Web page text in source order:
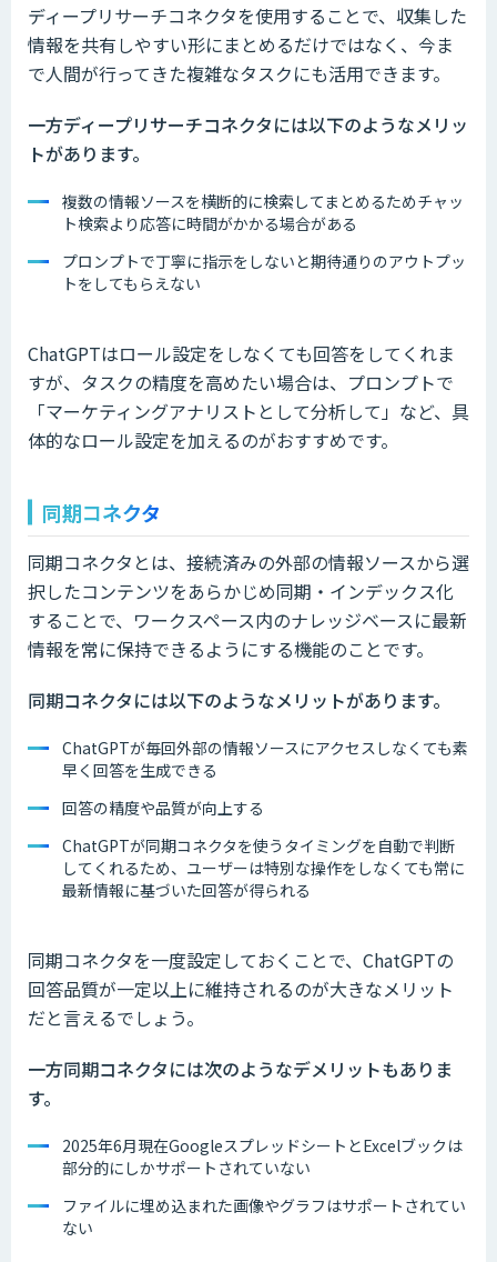
ディープリサーチコネクタを使用することで、収集した
情報を共有しやすい形にまとめるだけではなく、今ま
で人間が行ってきた複雑なタスクにも活用できます。
一方ディープリサーチコネクタには以下のようなメリッ
トがあります。
複数の情報ソースを横断的に検索してまとめるためチャッ
ト検索より応答に時間がかかる場合がある
プロンプトで丁寧に指示をしないと期待通りのアウトプッ
トをしてもらえない
ChatGPTはロール設定をしなくても回答をしてくれま
すが、タスクの精度を高めたい場合は、プロンプトで
「マーケティングアナリストとして分析して」など、具
体的なロール設定を加えるのがおすすめです。
同期コネクタ
同期コネクタとは、接続済みの外部の情報ソースから選
択したコンテンツをあらかじめ同期・インデックス化
することで、ワークスペース内のナレッジベースに最新
情報を常に保持できるようにする機能のことです。
同期コネクタには以下のようなメリットがあります。
ChatGPTが毎回外部の情報ソースにアクセスしなくても素
早く回答を生成できる
回答の精度や品質が向上する
ChatGPTが同期コネクタを使うタイミングを自動で判断
してくれるため、ユーザーは特別な操作をしなくても常に
最新情報に基づいた回答が得られる
同期コネクタを一度設定しておくことで、ChatGPTの
回答品質が一定以上に維持されるのが大きなメリット
だと言えるでしょう。
一方同期コネクタには次のようなデメリットもありま
す。
2025年6月現在GoogleスプレッドシートとExcelブックは
部分的にしかサポートされていない
ファイルに埋め込まれた画像やグラフはサポートされてい
ない